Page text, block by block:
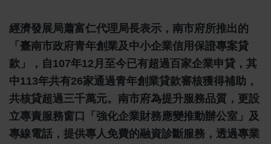
經濟發展局蕭富仁代理局長表示，南市府所推出的
「臺南市政府青年創業及中小企業信用保證專案貸
款」，自107年12月至今已有超過百家企業申貸，其
中113年共有26家通過青年創業貸款審核獲得補助，
共核貸超過三千萬元。南市府為提升服務品質，更設
立專責服務窗口「強化企業財務應變推動辦公室」及
專線電話，提供專人免費的融資診斷服務，透過專業